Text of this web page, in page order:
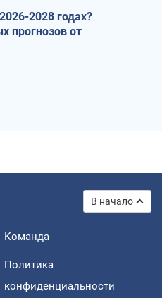
2028 годах?
прогнозов от
В начало
Команда
Политика
конфиденциальности